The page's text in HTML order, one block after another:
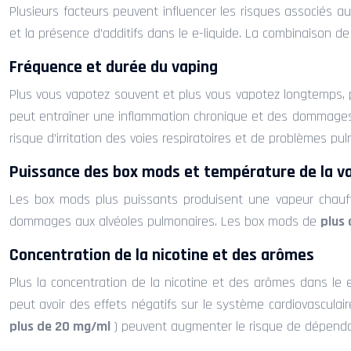
Plusieurs facteurs peuvent influencer les risques associés
et la présence d’additifs dans le e-liquide. La combinaison
Fréquence et durée du vaping
Plus vous vapotez souvent et plus vous vapotez
peut entraîner une inflammation chronique et des
risque d’irritation des voies respiratoires et de problèmes
Puissance des box mods et température de la
Les box mods plus puissants produisent une vapeur
dommages aux alvéoles pulmonaires. Les box mods de plus
Concentration de la nicotine et des arômes
Plus la concentration de la nicotine et des arômes dans
peut avoir des effets négatifs sur le système
plus de 20 mg/ml ) peuvent augmenter le risque de